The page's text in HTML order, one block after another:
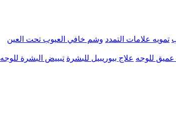
تمويه علامات التمدد وشم خافي العيوب تحت العين
للوجه علاج بيوريبيل للبشرة تبييض البشرة للوجه